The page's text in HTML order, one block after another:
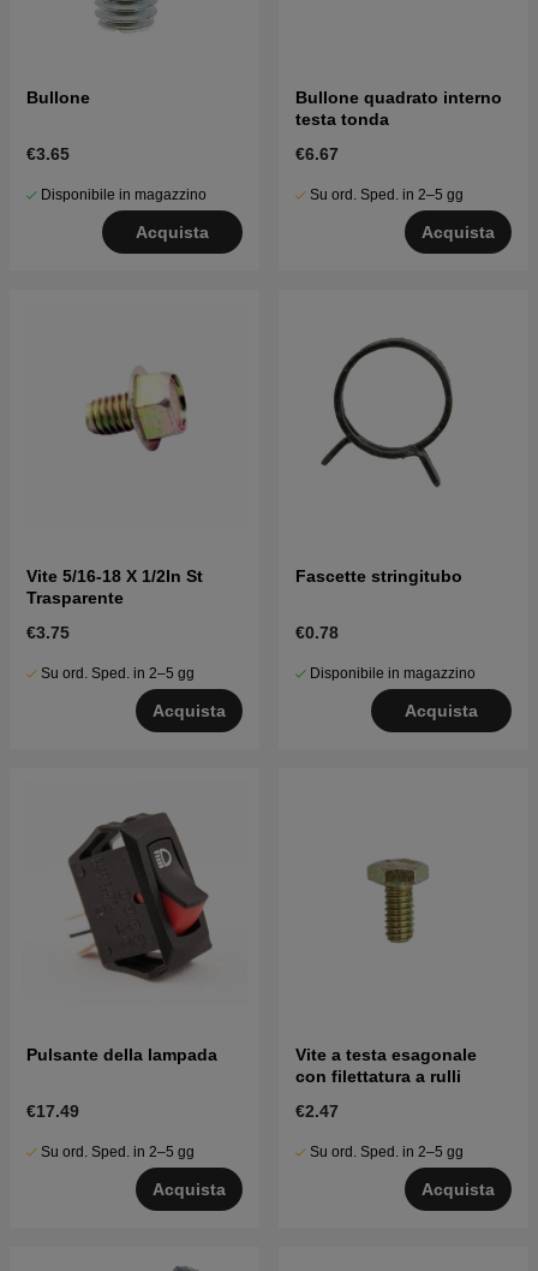
Bullone
€3.65
Disponibile in magazzino
Acquista
Bullone quadrato interno
testa tonda
€6.67
Su ord. Sped. in 2–5 gg
Acquista
Vite 5/16-18 X 1/2In St
Trasparente
€3.75
Su ord. Sped. in 2–5 gg
Acquista
Fascette stringitubo
€0.78
Disponibile in magazzino
Acquista
Pulsante della lampada
€17.49
Su ord. Sped. in 2–5 gg
Acquista
Vite a testa esagonale
con filettatura a rulli
€2.47
Su ord. Sped. in 2–5 gg
Acquista